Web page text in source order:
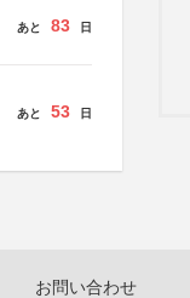
あと 83 日
あと 53 日
お問い合わせ